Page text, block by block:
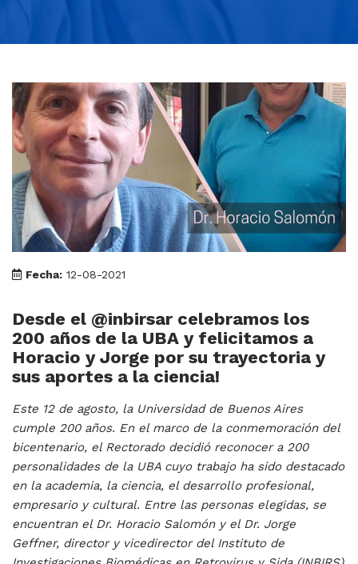
Fecha: 12-08-2021
Desde el @inbirsar celebramos los
200 años de la UBA y felicitamos a
Horacio y Jorge por su trayectoria y
sus aportes a la ciencia!
Este 12 de agosto, la Universidad de Buenos Aires
cumple 200 años. En el marco de la conmemoración del
bicentenario, el Rectorado decidió reconocer a 200
personalidades de la UBA cuyo trabajo ha sido destacado
en la academia, la ciencia, el desarrollo profesional,
empresario y cultural. Entre las personas elegidas, se
encuentran el Dr. Horacio Salomón y el Dr. Jorge
Geffner, director y vicedirector del Instituto de